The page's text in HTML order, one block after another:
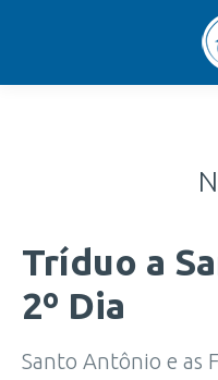
Tríduo a
2º Dia
Santo Antônio e as